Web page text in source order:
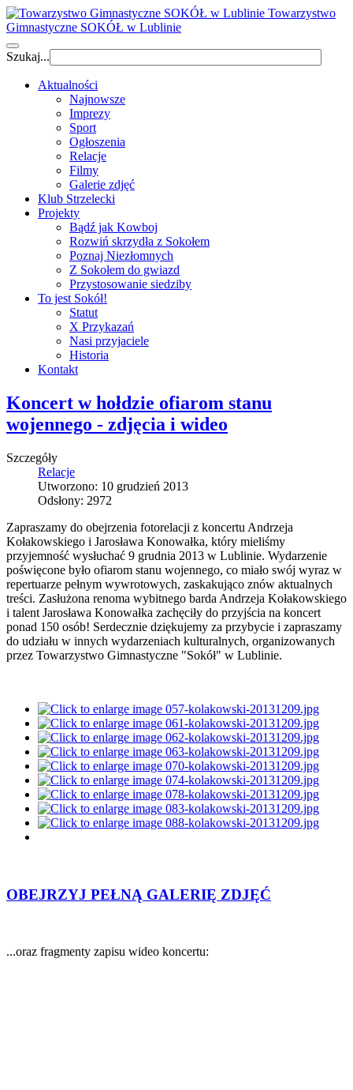
Towarzystwo
Gimnastyczne SOKÓŁ w Lublinie
Szukaj...
Aktualności
Najnowsze
Imprezy
Sport
Ogłoszenia
Relacje
Filmy
Galerie zdjęć
Klub Strzelecki
Projekty
Bądź jak Kowboj
Rozwiń skrzydła z Sokołem
Poznaj Niezłomnych
Z Sokołem do gwiazd
Przystosowanie siedziby
To jest Sokół!
Statut
X Przykazań
Nasi przyjaciele
Historia
Kontakt
Koncert w hołdzie ofiarom stanu
wojennego - zdjęcia i wideo
Szczegóły
Relacje
Utworzono: 10 grudzień 2013
Odsłony: 2972
Zapraszamy do obejrzenia fotorelacji z koncertu Andrzeja
Kołakowskiego i Jarosława Konowałka, który mieliśmy
przyjemność wysłuchać 9 grudnia 2013 w Lublinie. Wydarzenie
poświęcone było ofiarom stanu wojennego, co miało swój wyraz w
repertuarze pełnym wywrotowych, zaskakująco znów aktualnych
treści. Zasłużona renoma wybitnego barda Andrzeja Kołakowskiego
i talent Jarosława Konowałka zachęciły do przyjścia na koncert
ponad 150 osób! Serdecznie dziękujemy za przybycie i zapraszamy
do udziału w innych wydarzeniach kulturalnych, organizowanych
przez Towarzystwo Gimnastyczne "Sokół" w Lublinie.
OBEJRZYJ PEŁNĄ GALERIĘ ZDJĘĆ
...oraz fragmenty zapisu wideo koncertu: